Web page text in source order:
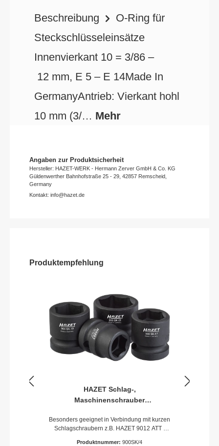
Beschreibung
O-Ring für
Steckschlüsseleinsätze
Innenvierkant 10 = 3/86 –
12 mm, E 5 – E 14Made In
GermanyAntrieb: Vierkant hohl
10 mm (3/… Mehr
Angaben zur Produktsicherheit
Hersteller: HAZET-WERK - Hermann Zerver GmbH & Co. KG
Güldenwerther Bahnhofstraße 25 - 29, 42857 Remscheid,
Germany
Kontakt: info@hazet.de
Produktempfehlung
HAZET Schlag-,
Maschinenschrauber
Vierkant hohl 12,5 mm (1/2 Zoll) ·
Außen Sechskant-Tractionsprofil ·
13 · 17 · 19 · 21 · Anzahl Werkzeuge:
Besonders geeignet in Verbindung mit kurzen
Schlagschraubern z.B. HAZET 9012 ATT ·
Produktnummer: 900SK/4